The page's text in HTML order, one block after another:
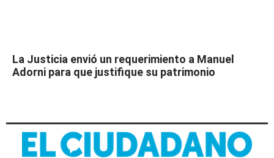
La Justicia envió un requerimiento a Manuel
Adorni para que justifique su patrimonio